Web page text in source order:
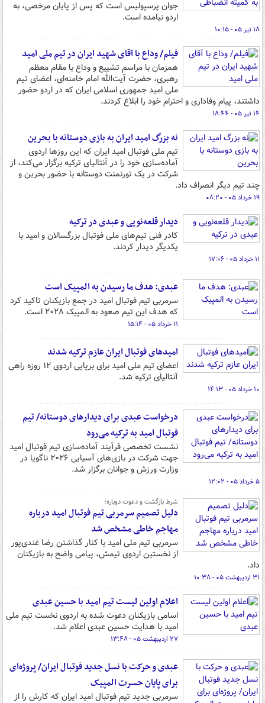
جوان پرسپولیس است که پس از پایان مرخصی، به
اردو نیامده است.
۱۸ تیر ۰۵ - ۱۰:۱۵
فیلم/ وداع با آقای شهید ایران در تیم ملی امید
همزمان با مراسم تشییع و وداع با مقام معظم
رهبری، حضرت آیت‌الله امام خامنه‌ای، اعضای تیم
ملی امید جمهوری اسلامی ایران که در اردو حضور
داشتند، پیام وفاداری و احترام خود را ابلاغ کردند.
۱۴ تیر ۰۵ - ۱۸:۴۴
نه بزرگ امید ایران به بازی دوستانه با بحرین
تیم ملی فوتبال امید ایران که این روزها اردوی
آماده‌سازی خود را در آنتالیای ترکیه برگزار می‌کند، از
شرکت در یک تورنمنت دوستانه با حضور بحرین و
چند تیم دیگر انصراف داد.
۱۹ خرداد ۰۵ - ۰۸:۲۰
دیدار قلعه‌نویی و عبدی در ترکیه
کادر فنی تیم‌های ملی فوتبال بزرگسالان و امید با
یکدیگر دیدار کردند.
۱۱ خرداد ۰۵ - ۱۷:۰۶
عبدی: هدف ما رسیدن به المپیک است
سرمربی تیم فوتبال امید در جمع بازیکنان تاکید کرد
که هدف این تیم صعود به المپیک ۲۰۲۸ است.
۱۱ خرداد ۰۵ - ۱۵:۱۴
امیدهای فوتبال ایران عازم ترکیه شدند
اعضای تیم ملی امید برای برپایی اردوی ۱۲ روزه راهی
آنتالیای ترکیه شد.
۱۰ خرداد ۰۵ - ۱۴:۱۳
درخواست عبدی برای دیدارهای دوستانه/ تیم
فوتبال امید به ترکیه می‌‎رود
نشست تخصصی فرآیند آماده‌سازی تیم فوتبال امید
جهت شرکت در بازی‌های آسیایی ۲۰۲۶ ناگویا در
وزارت ورزش و جوانان برگزار شد.
۵ خرداد ۰۵ - ۱۲:۰۲
شرط بازگشت و دعوت دوباره؛
دلیل تصمیم سرمربی تیم فوتبال امید درباره
مهاجم خاطی مشخص شد
سرمربی تیم ملی امید با کنار گذاشتن رضا غندی‌پور
از نخستین اردوی تیمش، پیامی واضح به بازیکنان
داد.
۳۱ اردیبهشت ۰۵ - ۱۰:۳۸
اعلام اولین لیست تیم امید با حسین عبدی
اسامی بازیکنان دعوت شده به اردوی نخست تیم ملی
امید با هدایت حسین عبدی اعلام شد.
۲۷ اردیبهشت ۰۵ - ۱۳:۴۸
عبدی و حرکت با نسل جدید فوتبال ایران/ پروژه‌ای
برای پایان حسرت المپیک
سرمربی جدید تیم فوتبال امید ایران که کارش را از